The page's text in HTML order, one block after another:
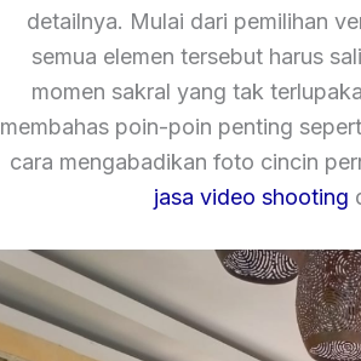
detailnya. Mulai dari pemilihan
semua elemen tersebut harus
momen sakral yang tak
membahas poin-poin penting
cara mengabadikan foto cincin
jasa video shooting